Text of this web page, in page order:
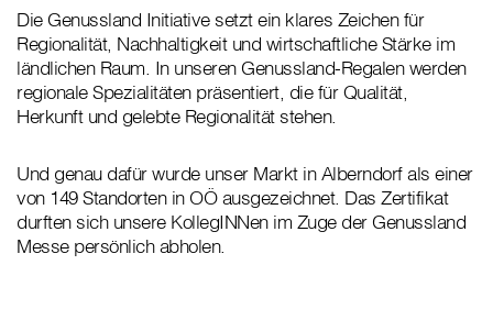
Die Genussland Initiative setzt ein klares Zeichen für
Regionalität, Nachhaltigkeit und wirtschaftliche Stärke im
ländlichen Raum. In unseren Genussland-Regalen werden
regionale Spezialitäten präsentiert, die für Qualität,
Herkunft und gelebte Regionalität stehen.
Und genau dafür wurde unser Markt in Alberndorf als einer
von 149 Standorten in OÖ ausgezeichnet. Das Zertifikat
durften sich unsere KollegINNen im Zuge der Genussland
Messe persönlich abholen.